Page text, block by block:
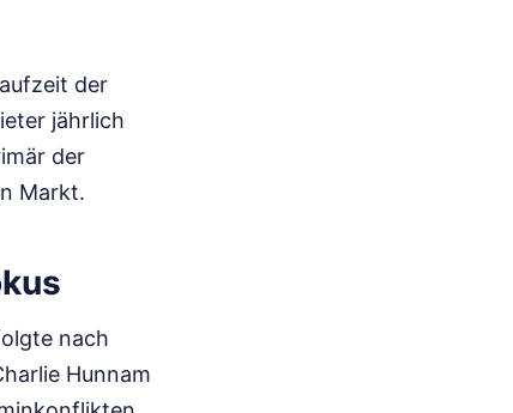
der
jährlich
der
Markt.
nach
Hunnam